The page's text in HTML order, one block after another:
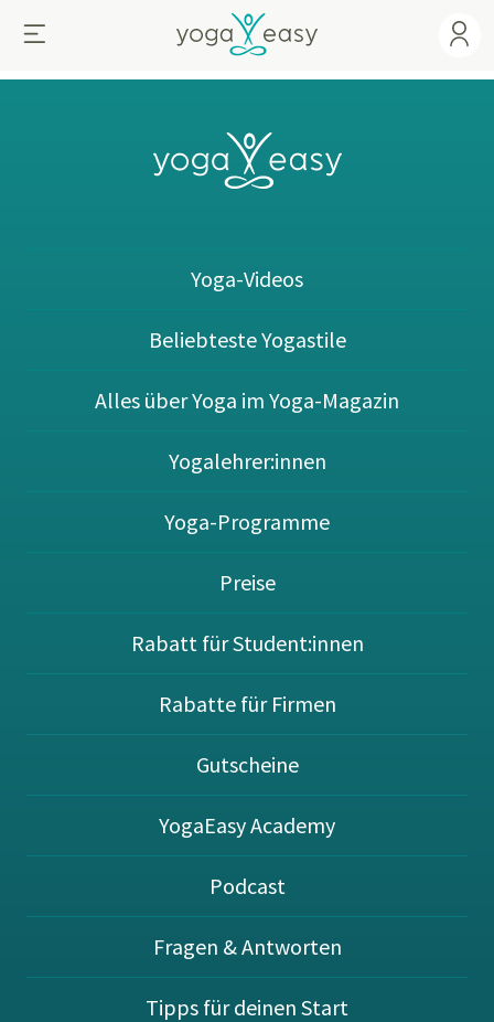
Yoga-Videos
Beliebteste Yogastile
Alles über Yoga im Yoga-Magazin
Yogalehrer:innen
Yoga-Programme
Preise
Rabatt für Student:innen
Rabatte für Firmen
Gutscheine
YogaEasy Academy
Podcast
Fragen & Antworten
Tipps für deinen Start